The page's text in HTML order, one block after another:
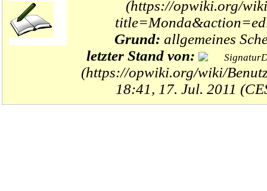
Grund: allgemeines
letzter Stand von:
18:41, 17. Jul. 2011